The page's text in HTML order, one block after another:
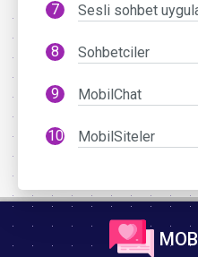
Sesli sohbet
Sohbetciler
MobilChat
MobilSiteler